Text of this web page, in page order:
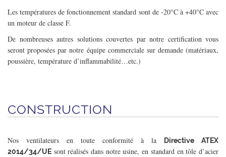
Les températures de fonctionnement standard sont de -20°C à +40°C avec
un moteur de classe F.
De nombreuses autres solutions couvertes par notre certification vous
seront proposées par notre équipe commerciale sur demande (matériaux,
poussière, température d’inflammabilité…etc.)
CONSTRUCTION
Nos ventilateurs en toute conformité à la
Directive ATEX
2014/34/UE sont réalisés dans notre usine, en standard en tôle d’acier